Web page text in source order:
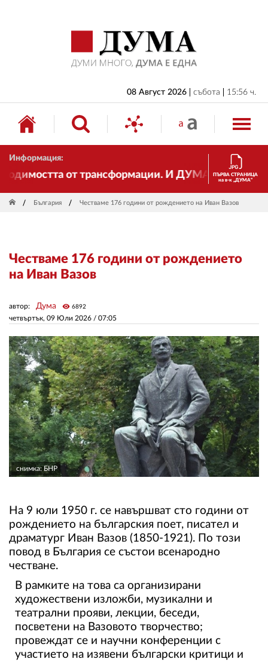
08 Август 2026 събота 15:56 ч.
Информация:
от трансформации. И ДУМА се променя и
ПЪРВА СТРАНИЦА
на в-к „ДУМА“
България Честваме 176 години от рождението на Иван Вазов
снимка: БНР
Честваме 176 години от рождението
на Иван Вазов
четвъртък, 09 Юли 2026 / 07:05
автор: Дума visibility 6892
На 9 юли 1950 г. се навършват сто години от
рождението на българския поет, писател и
драматург Иван Вазов (1850-1921). По този
повод в България се състои всенародно
честване.
В рамките на това са организирани
художествени изложби, музикални и
театрални прояви, лекции, беседи,
посветени на Вазовото творчество;
провеждат се и научни конференции с
участието на изявени български критици и
БЪЛГАРИЯ
ИКОНОМИКА
ИЗБОРИ
СВЯТ
ДРУГИ
АВТОРИ
РЕДАКЦИЯ
КОНТАКТИ
РЕКЛАМА
АБОНАМЕНТ
УСЛОВИЯ ЗА ПОЛЗВАНЕ
ПОЛИТИКА ЗА БИСКВИТКИТЕ
02 975 20 35